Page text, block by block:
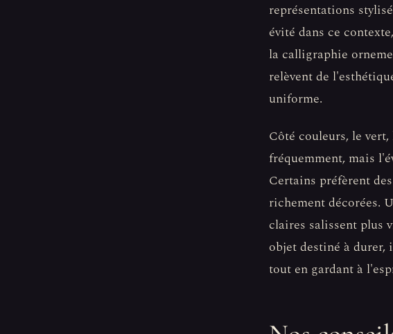
représentations
évité dans ce
la calligraphie
relèvent de
uniforme.
Côté couleurs, le
fréquemment, mais
Certains préfèrent
richement décorées.
claires salissent plus
objet destiné à
tout en gardant à